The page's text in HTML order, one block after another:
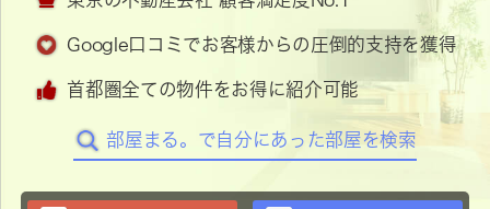
Google口コミでお客様からの圧倒的支持を獲得
首都圏全ての物件をお得に紹介可能
部屋まる。で自分にあった部屋を検索